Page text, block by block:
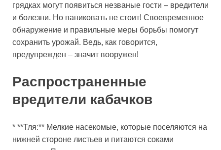
грядках могут появиться незваные гости – вредители
и болезни. Но паниковать не стоит! Своевременное
обнаружение и правильные меры борьбы помогут
сохранить урожай. Ведь, как говорится,
предупрежден – значит вооружен!
Распространенные
вредители кабачков
* **Тля:** Мелкие насекомые, которые поселяются на
нижней стороне листьев и питаются соками